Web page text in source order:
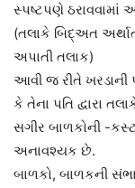
સ્પષ્ટપણે
(તલાકે બિદ્અત
અપાતી તલાક)
આવી જ રીતે ખરડાની
કે તેના પતિ દ્વારા
સગીર બાળકોની -
અનાવશ્યક છે.
બાળકો, બાળકની